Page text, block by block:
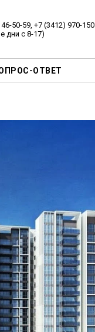
50-59, +7 (3412) 970-150
дни с 8-17)
ОТВЕТ